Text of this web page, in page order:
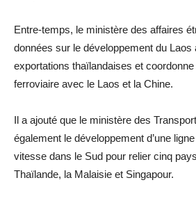
Entre-temps, le ministère des affaires
données sur le développement du Laos
exportations thaïlandaises et
ferroviaire avec le Laos et la Chine.
Il a ajouté que le ministère des
également le développement d’une
vitesse dans le Sud pour relier cinq
Thaïlande, la Malaisie et Singapour.